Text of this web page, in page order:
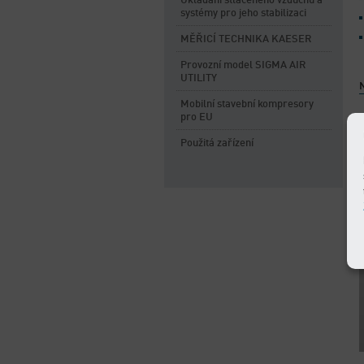
systémy pro jeho stabilizaci
MĚŘICÍ TECHNIKA KAESER
Provozní model SIGMA AIR
UTILITY
Mobilní stavební kompresory
pro EU
Použitá zařízení